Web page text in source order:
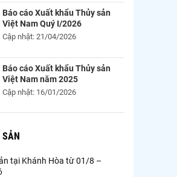
Báo cáo Xuất khẩu Thủy sản
Việt Nam Quý I/2026
Cập nhật: 21/04/2026
Báo cáo Xuất khẩu Thủy sản
Việt Nam năm 2025
Cập nhật: 16/01/2026
SẢN
tại Khánh Hòa từ 01/8 –